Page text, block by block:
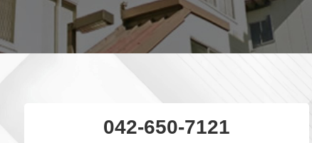
042-650-7121